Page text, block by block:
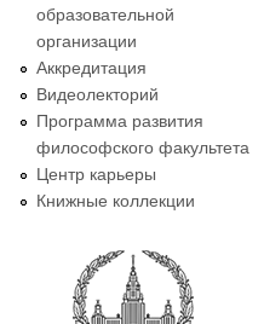
образовательной
организации
Аккредитация
Видеолекторий
Программа развития
философского факультета
Центр карьеры
Книжные коллекции